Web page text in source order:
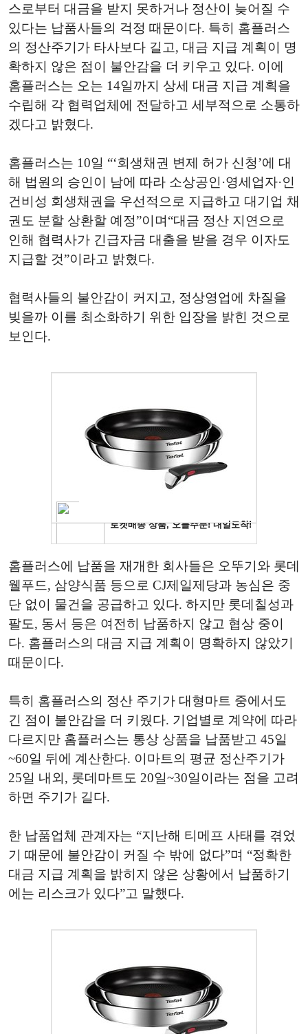
스로부터 대금을 받지 못하거나 정산이 늦어질 수
있다는 납품사들의 걱정 때문이다. 특히 홈플러스
의 정산주기가 타사보다 길고, 대금 지급 계획이 명
확하지 않은 점이 불안감을 더 키우고 있다. 이에
홈플러스는 오는 14일까지 상세 대금 지급 계획을
수립해 각 협력업체에 전달하고 세부적으로 소통하
겠다고 밝혔다.
홈플러스는 10일 “‘회생채권 변제 허가 신청’에 대
해 법원의 승인이 남에 따라 소상공인·영세업자·인
건비성 회생채권을 우선적으로 지급하고 대기업 채
권도 분할 상환할 예정”이며“대금 정산 지연으로
인해 협력사가 긴급자금 대출을 받을 경우 이자도
지급할 것”이라고 밝혔다.
협력사들의 불안감이 커지고, 정상영업에 차질을
빚을까 이를 최소화하기 위한 입장을 밝힌 것으로
보인다.
홈플러스에 납품을 재개한 회사들은 오뚜기와 롯데
웰푸드, 삼양식품 등으로 CJ제일제당과 농심은 중
단 없이 물건을 공급하고 있다. 하지만 롯데칠성과
팔도, 동서 등은 여전히 납품하지 않고 협상 중이
다. 홈플러스의 대금 지급 계획이 명확하지 않았기
때문이다.
특히 홈플러스의 정산 주기가 대형마트 중에서도
긴 점이 불안감을 더 키웠다. 기업별로 계약에 따라
다르지만 홈플러스는 통상 상품을 납품받고 45일
~60일 뒤에 계산한다. 이마트의 평균 정산주기가
25일 내외, 롯데마트도 20일~30일이라는 점을 고려
하면 주기가 길다.
한 납품업체 관계자는 “지난해 티메프 사태를 겪었
기 때문에 불안감이 커질 수 밖에 없다”며 “정확한
대금 지급 계획을 밝히지 않은 상황에서 납품하기
에는 리스크가 있다”고 말했다.